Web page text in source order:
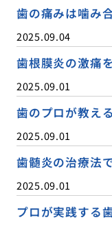
歯の痛みは噛み
2025.09.04
歯根膜炎の激痛
2025.09.01
歯のプロが教え
2025.09.01
歯髄炎の治療法
2025.09.01
プロが実践する